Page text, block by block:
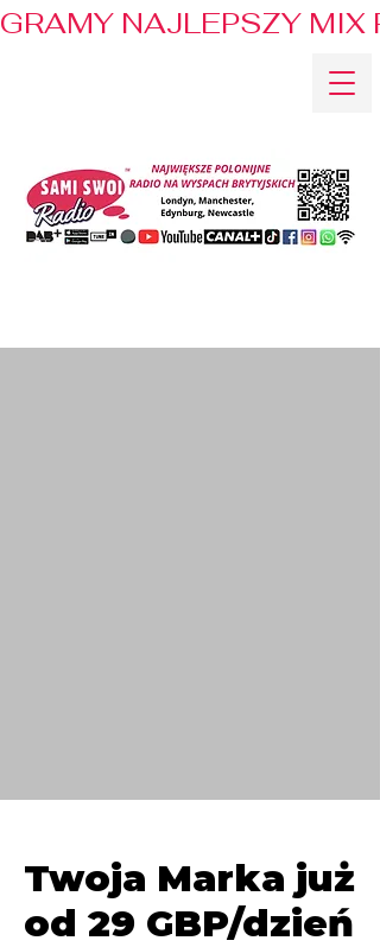
GRAMY NAJLEPSZY MIX
Twoja Marka już
od 29 GBP/dzień